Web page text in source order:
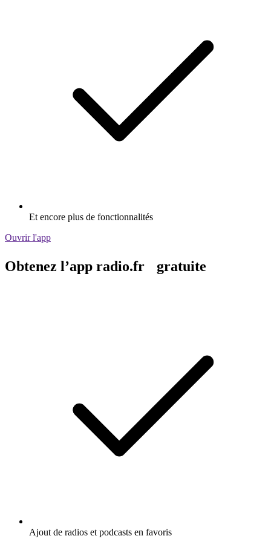
Et encore plus de fonctionnalités
Ouvrir l'app
Obtenez l’app radio.fr gratuite
Ajout de radios et podcasts en favoris